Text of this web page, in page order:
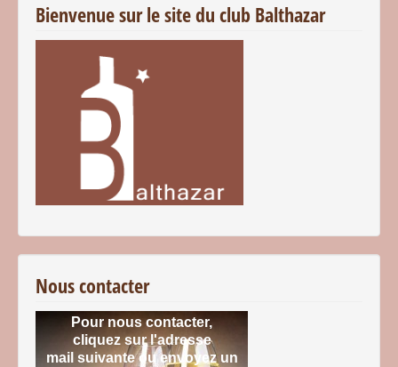
Bienvenue sur le site du club Balthazar
Nous contacter
Pour nous contacter,
cliquez sur l'adresse
mail suivante ou envoyez un